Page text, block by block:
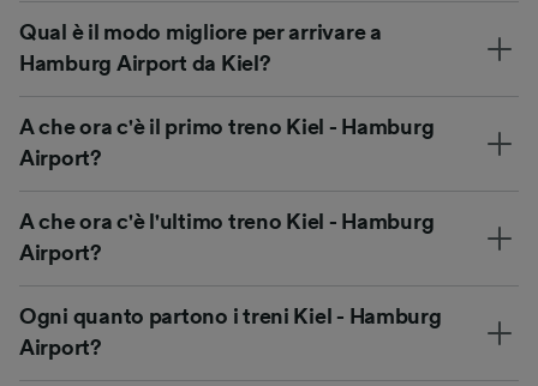
Qual è il modo migliore per arrivare a
Hamburg Airport da Kiel?
A che ora c'è il primo treno Kiel - Hamburg
Airport?
A che ora c'è l'ultimo treno Kiel - Hamburg
Airport?
Ogni quanto partono i treni Kiel - Hamburg
Airport?